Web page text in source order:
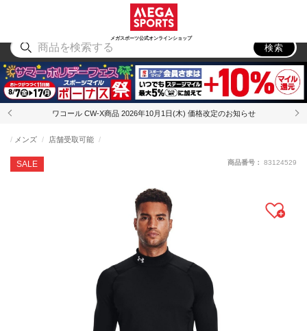
メガスポーツ公式オンラインショップ
アウトドア
検索
ワコール CW-X商品 2026年10月1日(木) 価格改定のお知らせ
SALE
メンズ 店舗受取可能
商品番号： 83124529